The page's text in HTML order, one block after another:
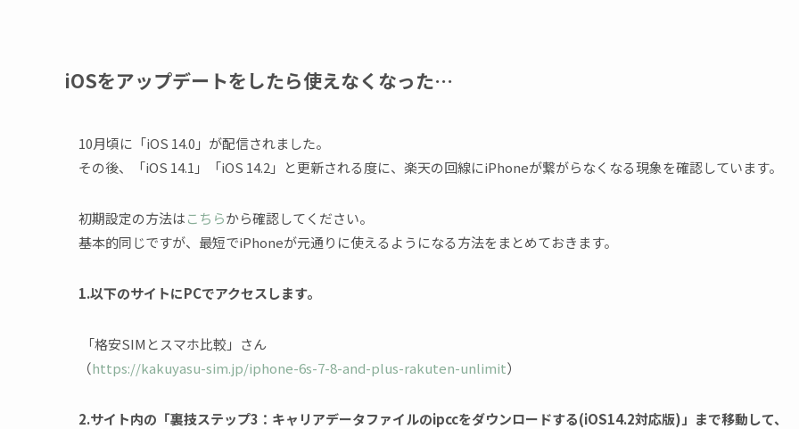
iOSをアップデートをしたら使えなくなった…
10月頃に「iOS 14.0」が配信されました。
その後、「iOS 14.1」「iOS 14.2」と更新される度に、楽天の回線にiPhoneが繋がらなくなる現象を確認しています。
初期設定の方法はこちらから確認してください。
基本的同じですが、最短でiPhoneが元通りに使えるようになる方法をまとめておきます。
1.以下のサイトにPCでアクセスします。
「格安SIMとスマホ比較」さん
（https://kakuyasu-sim.jp/iphone-6s-7-8-and-plus-rakuten-unlimit）
2.サイト内の「裏技ステップ3：キャリアデータファイルのipccをダウンロードする(iOS14.2対応版)」まで移動して、